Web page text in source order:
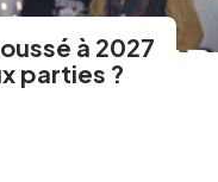
à 2027
parties ?